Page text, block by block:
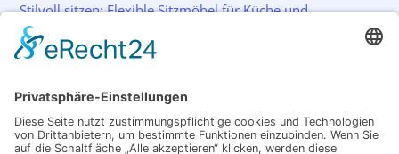
Stilvoll sitzen: Flexible Sitzmöbel für Küche und
Wohnraum
Schlagwörter